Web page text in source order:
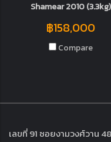
Shamear 2010 (3.3kg)
฿158,000
Compare
เลขที่ 91 ซอยงามวงศ์วาน